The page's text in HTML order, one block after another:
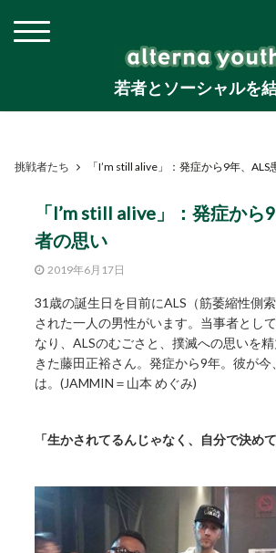
若者とソーシャルを
挑戦者たち 「I’m still alive」：発症から9年、ALS
「I’m still alive」：発症から
者の思い
2019年6月17日
31歳の誕生日を目前にALS（筋萎縮性側
された一人の男性がいます。当事者とし
なり、ALSのむごさと、撲滅への思いを
きた藤田正裕さん。発症から9年。彼が今
は。(JAMMIN＝山本 めぐみ)
「生かされてるんじゃなく、自分で決め